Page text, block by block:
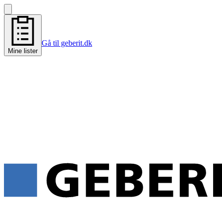
Mine lister
Gå til geberit.dk